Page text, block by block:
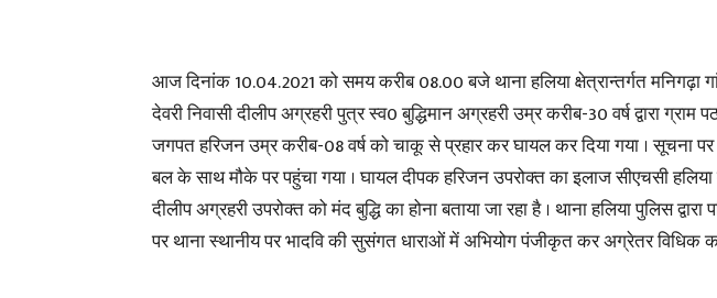
आज दिनांक 10.04.2021 को समय करीब 08.00 बजे थाना हलिया क्षेत्रान्तर्गत मनिगढ़ा
देवरी निवासी दीलीप अग्रहरी पुत्र स्व0 बुद्धिमान अग्रहरी उम्र करीब-30 वर्ष द्वारा ग्राम
जगपत हरिजन उम्र करीब-08 वर्ष को चाकू से प्रहार कर घायल कर दिया गया । सूचना पर
बल के साथ मौके पर पहुंचा गया । घायल दीपक हरिजन उपरोक्त का इलाज सीएचसी हलिया में
दीलीप अग्रहरी उपरोक्त को मंद बुद्धि का होना बताया जा रहा है । थाना हलिया पुलिस
पर थाना स्थानीय पर भादवि की सुसंगत धाराओं में अभियोग पंजीकृत कर अग्रेतर विधिक